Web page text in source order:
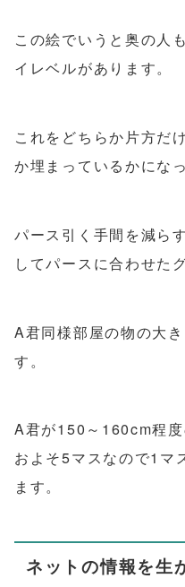
この絵でいうと奥の人
イレベルがあります。
これをどちらか片方だ
か埋まっているかにな
パース引く手間を減ら
してパースに合わせた
A君同様部屋の物の大
す。
A君が150～160cm程
およそ5マスなので1マ
ます。
ネットの情報を生